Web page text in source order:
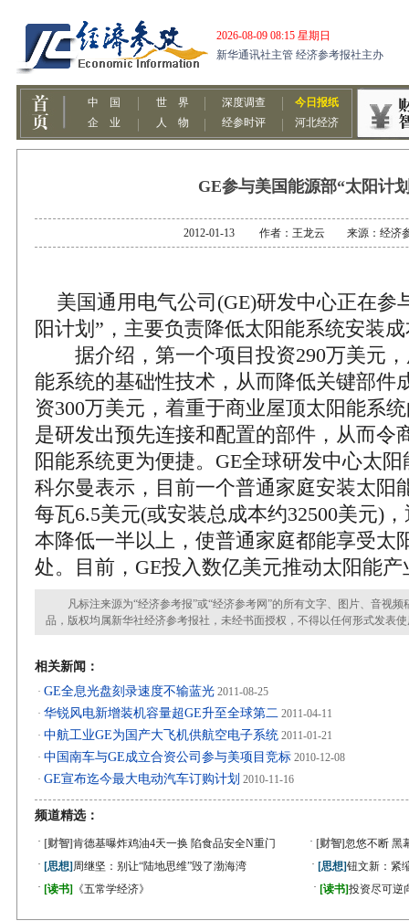
GE参与美国能源部“太阳计
2012-01-13 作者：王龙云 来源：经济
美国通用电气公司(GE)研发中心正在参
阳计划”，主要负责降低太阳能系统安装
据介绍，第一个项目投资290万美元，
能系统的基础性技术，从而降低关键部件
资300万美元，着重于商业屋顶太阳能系
是研发出预先连接和配置的部件，从而令
阳能系统更为便捷。GE全球研发中心太阳
科尔曼表示，目前一个普通家庭安装太阳
每瓦6.5美元(或安装总成本约32500美元)
本降低一半以上，使普通家庭都能享受太
处。目前，GE投入数亿美元推动太阳能
凡标注来源为“经济参考报”或“经济参考网”的所有文字、图片、音视频
品，版权均属新华社经济参考报社，未经书面授权，不得以任何形式发表
相关新闻：
· GE全息光盘刻录速度不输蓝光 2011-08-25
· 华锐风电新增装机容量超GE升至全球第二 2011-04-11
· 中航工业GE为国产大飞机供航空电子系统 2011-01-21
· 中国南车与GE成立合资公司参与美项目竞标 2010-12-08
· GE宣布迄今最大电动汽车订购计划 2010-11-16
频道精选：
· [财智]肯德基曝炸鸡油4天一换 陷食品安全N重门 · [财智]忽悠不断 黑
· [思想] 周继坚：别让“陆地思维”毁了渤海湾 · [思想]钮文新：紧
· [读书] 《五常学经济》 · [读书]投资尽可逆